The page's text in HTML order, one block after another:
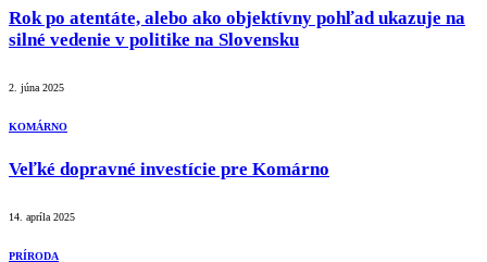
Rok po atentáte, alebo ako objektívny pohľad ukazuje na
silné vedenie v politike na Slovensku
2. júna 2025
KOMÁRNO
Veľké dopravné investície pre Komárno
14. apríla 2025
PRÍRODA